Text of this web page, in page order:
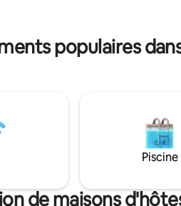
un séjour vraiment
logement spacieux fait partie
populaires
Piscine
de maisons